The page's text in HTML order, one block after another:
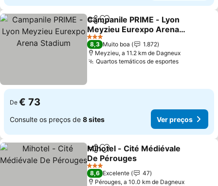
PartilharAdicionar aos favoritos
Campanile PRIME - Lyon
Meyzieu Eurexpo Arena
Stadium
Ver preços
3 Estrelas
8,3 Muito boa
1.872
Meyzieu, a 11.2 km de Dagneux
Quartos temáticos de esportesVer preços
De € 73
Consulte os preços de 8 sites Ver preços
PartilharAdicionar aos favoritos
Mihotel - Cité Médiévale
De Pérouges
Ver preços
3 Estrelas
8,6 Excelente
47
Pérouges, a 10.0 km de Dagneux